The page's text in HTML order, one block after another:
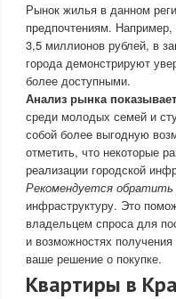
Рынок жилья в данном
предпочтениям.
3,5 миллионов рублей, в
города демонстрируют
более доступными.
Анализ рынка показывает
среди молодых семей и
собой более выгодную
отметить, что некоторые
реализации городской
Рекомендуется обратить
инфраструктуру. Это
владельцем спроса для
и возможностях
ваше решение о покупке.
Квартиры в